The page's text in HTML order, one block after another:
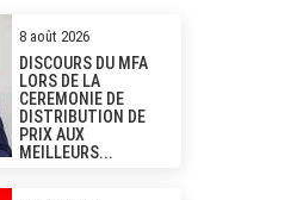
8 août 2026
DISCOURS DU MFA
LORS DE LA
CEREMONIE DE
DISTRIBUTION DE
PRIX AUX
MEILLEURS...